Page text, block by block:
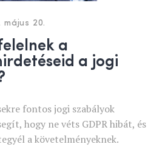
május 20.
a
a jogi
fontos jogi szabályok
hogy ne véts GDPR hibát, és
a követelményeknek.